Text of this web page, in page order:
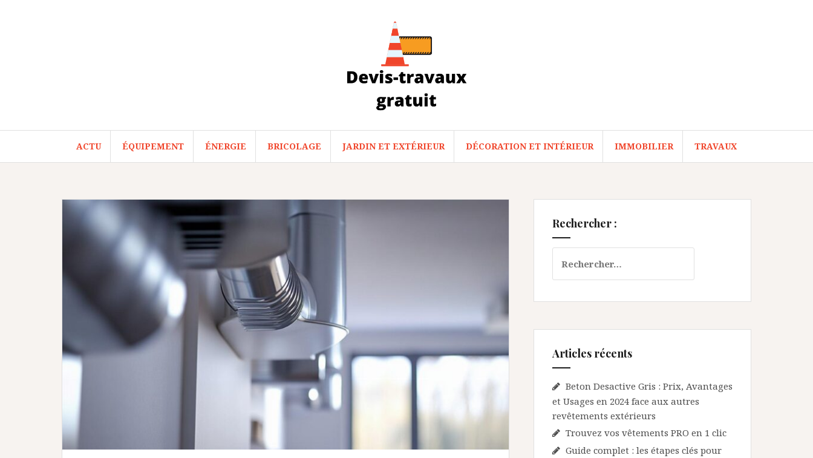
ACTU ÉQUIPEMENT ÉNERGIE BRICOLAGE JARDIN ET EXTÉRIEUR DÉCORATION ET INTÉRIEUR IMMOBILIER TRAVAUX
Rechercher :
Articles récents
Beton Desactive Gris : Prix, Avantages
et Usages en 2024 face aux autres
revêtements extérieurs
Trouvez vos vêtements PRO en 1 clic
Guide complet : les étapes clés pour